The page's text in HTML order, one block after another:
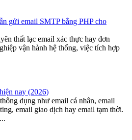
gửi email SMTP bằng PHP cho
thất lạc email xác thực hay đơn
vận hành hệ thống, việc tích hợp
nay (2026)
dụng như email cá nhân, email
email giao dịch hay email tạm thời.